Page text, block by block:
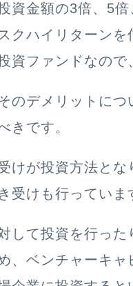
資金額の3倍、5
クハイリターン
資ファンドなので
のデメリットにつ
きです。
けが投資方法とな
受けも行っていま
して投資を行っ
、ベンチャーキャ